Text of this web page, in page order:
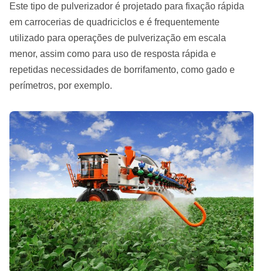
Este tipo de pulverizador é projetado para fixação rápida
em carrocerias de quadriciclos e é frequentemente
utilizado para operações de pulverização em escala
menor, assim como para uso de resposta rápida e
repetidas necessidades de borrifamento, como gado e
perímetros, por exemplo.